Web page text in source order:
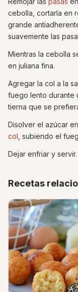
cebolla, cortarla en
grande
suavemente las
Mientras la cebolla
en juliana fina.
Agregar la col a la
fuego lento durante
tierna que se
Disolver el azúcar
col , subiendo el
Dejar enfriar y servir.
Recetas